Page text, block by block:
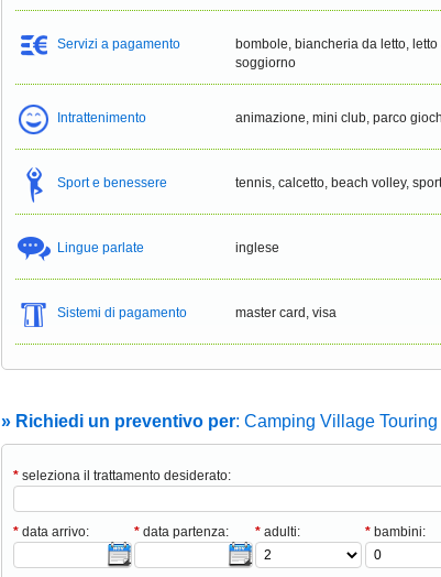
Servizi a pagamento
bombole, biancheria da letto,
soggiorno
Intrattenimento animazione, mini club, parco
Sport e benessere tennis, calcetto, beach volley,
Lingue parlate inglese
Sistemi di pagamento master card, visa
» Richiedi un preventivo per: Camping Village Touring
*seleziona il trattamento desiderato:
*data arrivo: *data partenza: *adulti: *bambini: